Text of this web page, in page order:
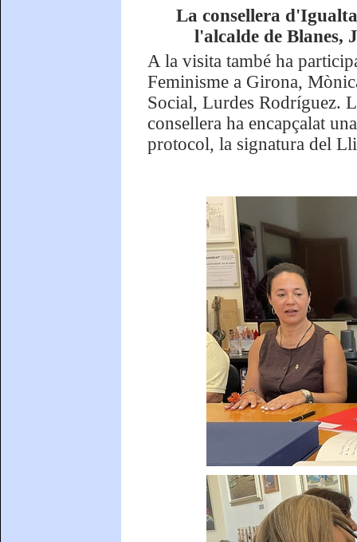
La consellera
l'alcalde de Blanes,
A la visita també ha
Feminisme a Girona,
Social, Lurdes Rodríguez.
consellera ha encapçalat
protocol, la signatura del